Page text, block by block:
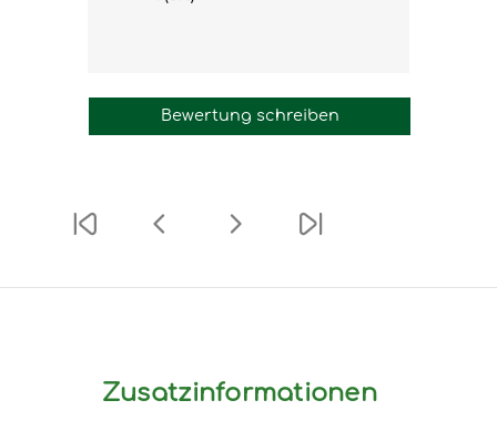
Bewertung schreiben
Zusatzinformationen